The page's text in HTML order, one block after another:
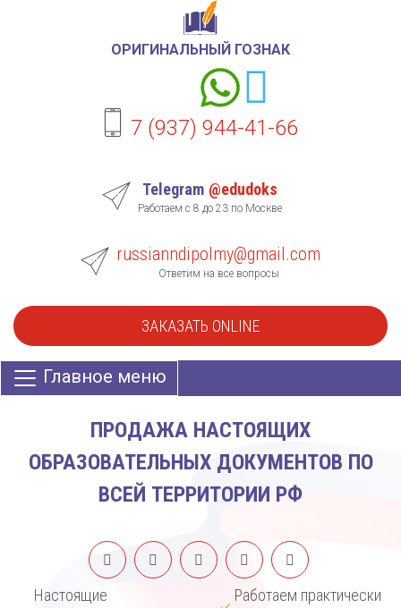
ОРИГИНАЛЬНЫЙ ГОЗНАК
7 (937) 944-41-66
Telegram @edudoks
Работаем с 8 до 23 по Москве
russianndipolmy@gmail.com
Ответим на все вопросы
ЗАКАЗАТЬ ONLINE
Главное меню
ПРОДАЖА НАСТОЯЩИХ
ОБРАЗОВАТЕЛЬНЫХ ДОКУМЕНТОВ ПО
ВСЕЙ ТЕРРИТОРИИ РФ
Настоящие
Работаем практически